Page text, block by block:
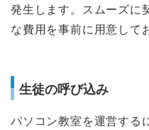
発生します。スムーズに
な費用を事前に用意して
生徒の呼び込み
パソコン教室を運営する